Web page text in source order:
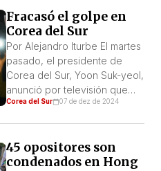
ciudades vecinas del norte
de la India, como Noida,
Gurgaon y Ghaziabad,
registraron cada una un IQA
superior a […]
Fracasó el golpe en
Corea del Sur
Por Alejandro Iturbe El martes
pasado, el presidente de
Corea del Sur, Yoon Suk-yeol,
anunció por televisión que
había declarado la Ley
Parlamento y todas las
“garantías constitucionales”:
Corea del Sur 07 de dez de 2024
45 opositores son
condenados en Hong